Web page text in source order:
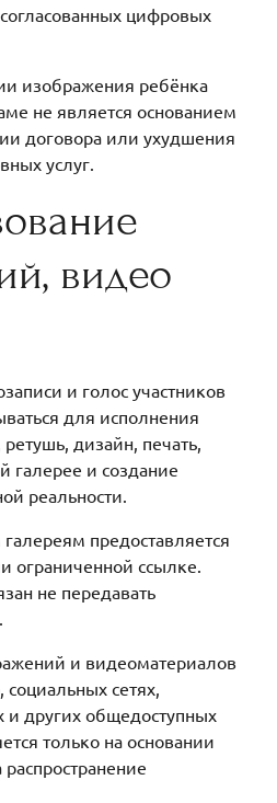
цифровых
изображения ребёнка
не является основанием
договора или ухудшения
услуг.
видео
и голос участников
для исполнения
дизайн, печать,
галерее и создание
реальности.
предоставляется
ограниченной ссылке.
не передавать
и видеоматериалов
сетях,
других общедоступных
только на основании
распространение